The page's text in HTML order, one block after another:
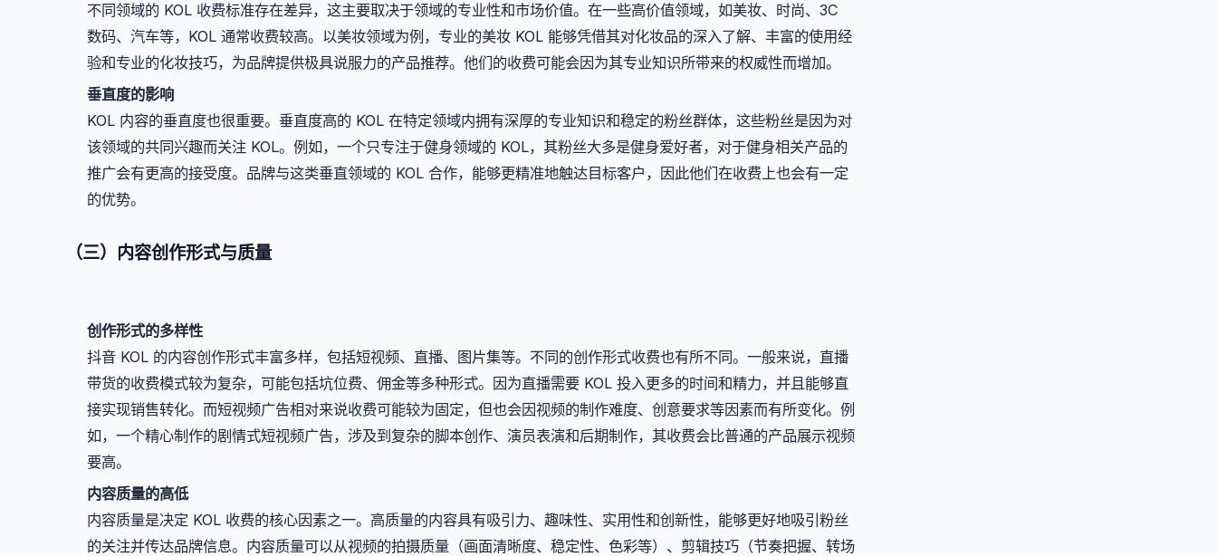
不同领域的 KOL 收费标准存在差异，这主要取决于领域的专业性和市场价值。在一些高价值领域，如美妆、时尚、3C
数码、汽车等，KOL 通常收费较高。以美妆领域为例，专业的美妆 KOL 能够凭借其对化妆品的深入了解、丰富的使用经
验和专业的化妆技巧，为品牌提供极具说服力的产品推荐。他们的收费可能会因为其专业知识所带来的权威性而增加。
垂直度的影响
KOL 内容的垂直度也很重要。垂直度高的 KOL 在特定领域内拥有深厚的专业知识和稳定的粉丝群体，这些粉丝是因为对
该领域的共同兴趣而关注 KOL。例如，一个只专注于健身领域的 KOL，其粉丝大多是健身爱好者，对于健身相关产品的
推广会有更高的接受度。品牌与这类垂直领域的 KOL 合作，能够更精准地触达目标客户，因此他们在收费上也会有一定
的优势。
（三）内容创作形式与质量
创作形式的多样性
抖音 KOL 的内容创作形式丰富多样，包括短视频、直播、图片集等。不同的创作形式收费也有所不同。一般来说，直播
带货的收费模式较为复杂，可能包括坑位费、佣金等多种形式。因为直播需要 KOL 投入更多的时间和精力，并且能够直
接实现销售转化。而短视频广告相对来说收费可能较为固定，但也会因视频的制作难度、创意要求等因素而有所变化。例
如，一个精心制作的剧情式短视频广告，涉及到复杂的脚本创作、演员表演和后期制作，其收费会比普通的产品展示视频
要高。
内容质量的高低
内容质量是决定 KOL 收费的核心因素之一。高质量的内容具有吸引力、趣味性、实用性和创新性，能够更好地吸引粉丝
的关注并传达品牌信息。内容质量可以从视频的拍摄质量（画面清晰度、稳定性、色彩等）、剪辑技巧（节奏把握、转场